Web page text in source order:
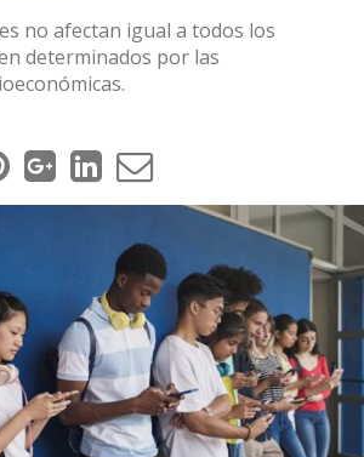
no afectan igual a todos los
determinados por las